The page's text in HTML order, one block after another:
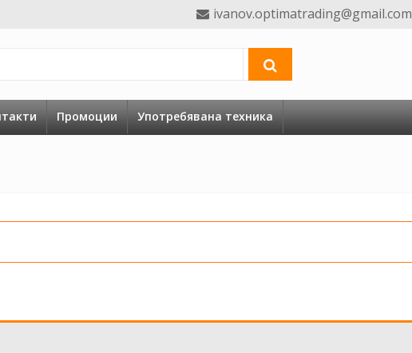
ivanov.optimatrading@gmail.com
Промоции Употребявана техника